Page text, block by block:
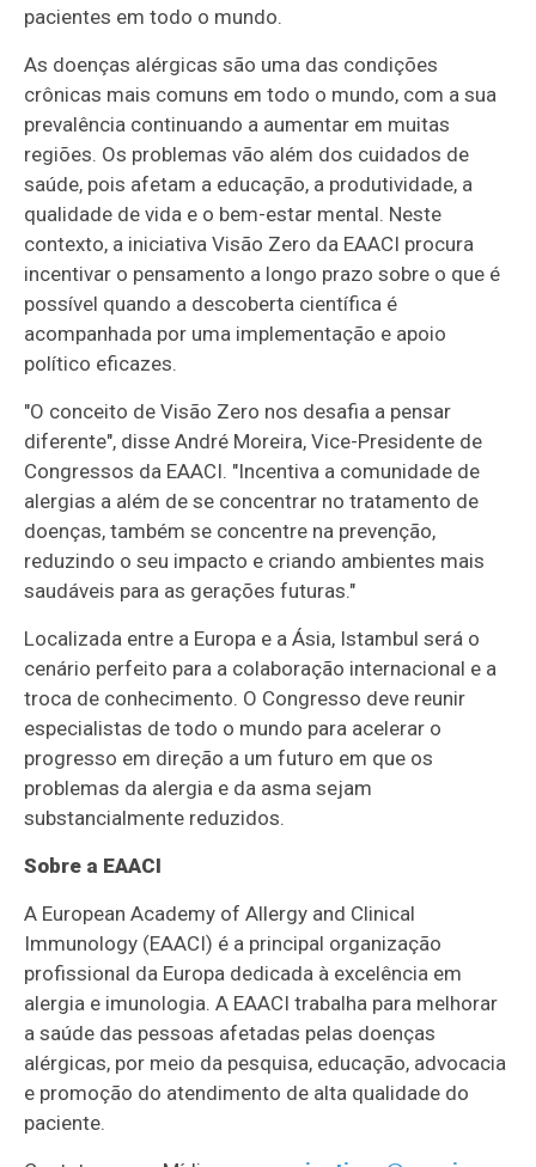
pacientes em todo o mundo.
As doenças alérgicas são uma das condições
crônicas mais comuns em todo o mundo, com a sua
prevalência continuando a aumentar em muitas
regiões. Os problemas vão além dos cuidados de
saúde, pois afetam a educação, a produtividade, a
qualidade de vida e o bem-estar mental. Neste
contexto, a iniciativa Visão Zero da EAACI procura
incentivar o pensamento a longo prazo sobre o que é
possível quando a descoberta científica é
acompanhada por uma implementação e apoio
político eficazes.
"O conceito de Visão Zero nos desafia a pensar
diferente", disse André Moreira, Vice-Presidente de
Congressos da EAACI. "Incentiva a comunidade de
alergias a além de se concentrar no tratamento de
doenças, também se concentre na prevenção,
reduzindo o seu impacto e criando ambientes mais
saudáveis para as gerações futuras."
Localizada entre a Europa e a Ásia, Istambul será o
cenário perfeito para a colaboração internacional e a
troca de conhecimento. O Congresso deve reunir
especialistas de todo o mundo para acelerar o
progresso em direção a um futuro em que os
problemas da alergia e da asma sejam
substancialmente reduzidos.
Sobre a EAACI
A European Academy of Allergy and Clinical
Immunology (EAACI) é a principal organização
profissional da Europa dedicada à excelência em
alergia e imunologia. A EAACI trabalha para melhorar
a saúde das pessoas afetadas pelas doenças
alérgicas, por meio da pesquisa, educação, advocacia
e promoção do atendimento de alta qualidade do
paciente.